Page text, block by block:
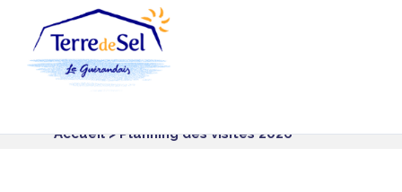
Accueil> Planning des visites 2026
Panneau de gestion des cookies